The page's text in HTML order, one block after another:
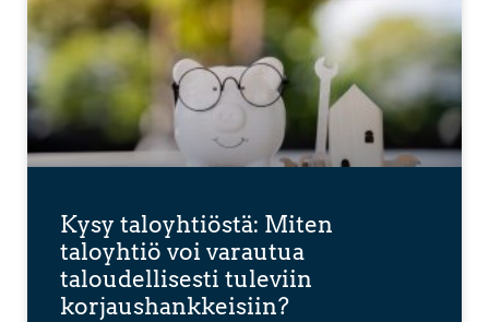
Kysy taloyhtiöstä: Miten
taloyhtiö voi varautua
taloudellisesti tuleviin
korjaushankkeisiin?